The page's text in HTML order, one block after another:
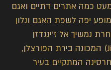
כמה אתרים דתיים ואגם
יפה לשפת האגם ונלון
נמשיך אל ז'ינגדזן
(Jingdezhen) המכונה בירת הפורצלן,
המתקיים בעיר